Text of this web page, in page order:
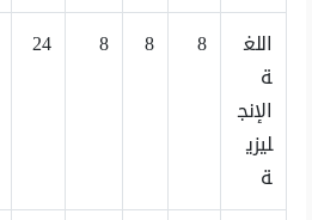
اللغ
ة
الإنج
ليزي
ة
8
8
8
24